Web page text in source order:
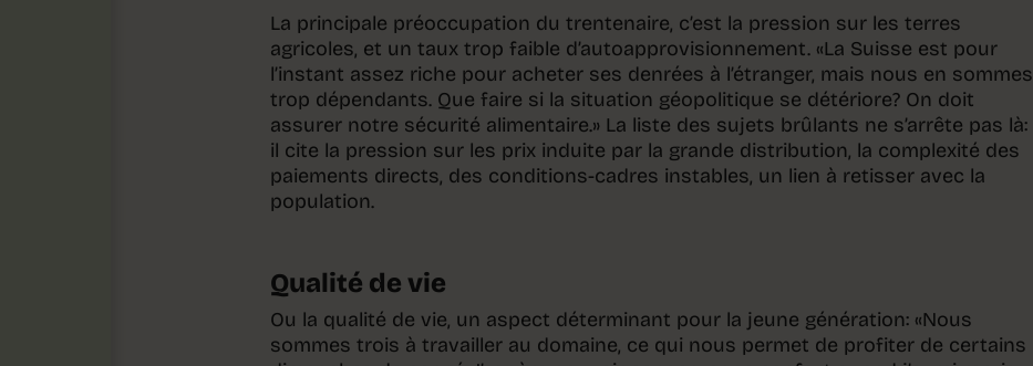
La principale préoccupation du trentenaire, c’est la pression sur les terres
agricoles, et un taux trop faible d’autoapprovisionnement. «La Suisse est pour
l’instant assez riche pour acheter ses denrées à l’étranger, mais nous en sommes
trop dépendants. Que faire si la situation géopolitique se détériore? On doit
assurer notre sécurité alimentaire.» La liste des sujets brûlants ne s’arrête pas là:
il cite la pression sur les prix induite par la grande distribution, la complexité des
paiements directs, des conditions-cadres instables, un lien à retisser avec la
population.
Qualité de vie
Ou la qualité de vie, un aspect déterminant pour la jeune génération: «Nous
sommes trois à travailler au domaine, ce qui nous permet de profiter de certains